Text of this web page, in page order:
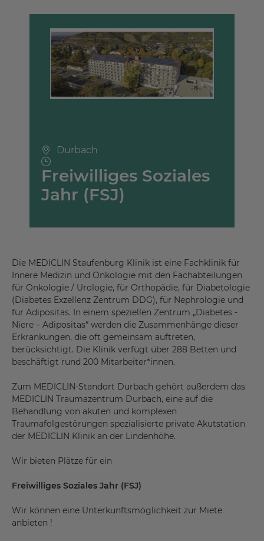
Durbach
Freiwilliges Soziales
Jahr (FSJ)
Die MEDICLIN Staufenburg Klinik ist eine Fachklinik für
Innere Medizin und Onkologie mit den Fachabteilungen
für Onkologie / Urologie, für Orthopädie, für Diabetologie
(Diabetes Exzellenz Zentrum DDG), für Nephrologie und
für Adipositas. In einem speziellen Zentrum „Diabetes -
Niere – Adipositas“ werden die Zusammenhänge dieser
Erkrankungen, die oft gemeinsam auftreten,
berücksichtigt. Die Klinik verfügt über 288 Betten und
beschäftigt rund 200 Mitarbeiter*innen.
Zum MEDICLIN-Standort Durbach gehört außerdem das
MEDICLIN Traumazentrum Durbach, eine auf die
Behandlung von akuten und komplexen
Traumafolgestörungen spezialisierte private Akutstation
der MEDICLIN Klinik an der Lindenhöhe.
Wir bieten Plätze für ein
Freiwilliges Soziales Jahr (FSJ)
Wir können eine Unterkunftsmöglichkeit zur Miete
anbieten !